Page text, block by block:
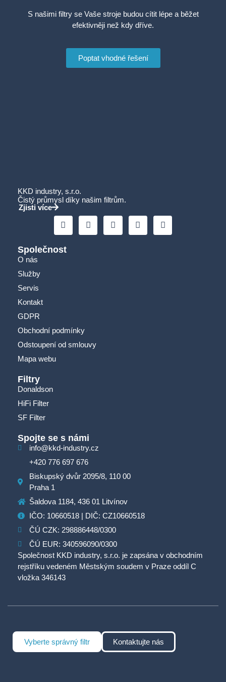
S našimi filtry se Vaše stroje budou cítit lépe a běžet
efektivněji než kdy dříve.
Poptat vhodné řešení
KKD industry, s.r.o.
Čistý průmysl díky našim filtrům.
Zjisti více
Společnost
O nás
Služby
Servis
Kontakt
GDPR
Obchodní podmínky
Odstoupení od smlouvy
Mapa webu
Filtry
Donaldson
HiFi Filter
SF Filter
Spojte se s námi
info@kkd-industry.cz
+420 776 697 676
Biskupský dvůr 2095/8, 110 00
Praha 1
Šaldova 1184, 436 01 Litvínov
IČO: 10660518 | DIČ: CZ10660518
ČÚ CZK: 298886448/0300
ČÚ EUR: 340596090/0300
Společnost KKD industry, s.r.o. je zapsána v obchodním
rejstříku vedeném Městským soudem v Praze oddíl C
vložka 346143
Vyberte správný filtr Kontaktujte nás